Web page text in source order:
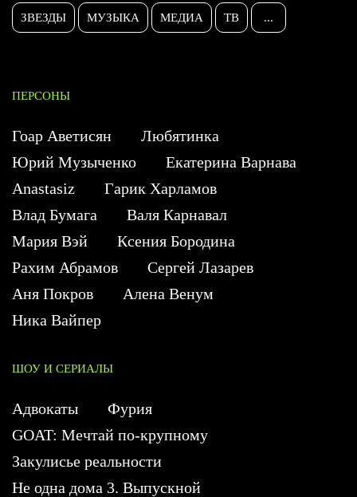
ЗВЕЗДЫ МУЗЫКА МЕДИА ТВ ...
ПЕРСОНЫ
Гоар Аветисян
Любятинка
Юрий Музыченко
Екатерина Варнава
Anastasiz
Гарик Харламов
Влад Бумага
Валя Карнавал
Мария Вэй
Ксения Бородина
Рахим Абрамов
Сергей Лазарев
Аня Покров
Алена Венум
Ника Вайпер
ШОУ И СЕРИАЛЫ
Адвокаты
Фурия
GOAT: Мечтай по-крупному
Закулисье реальности
Не одна дома 3. Выпускной